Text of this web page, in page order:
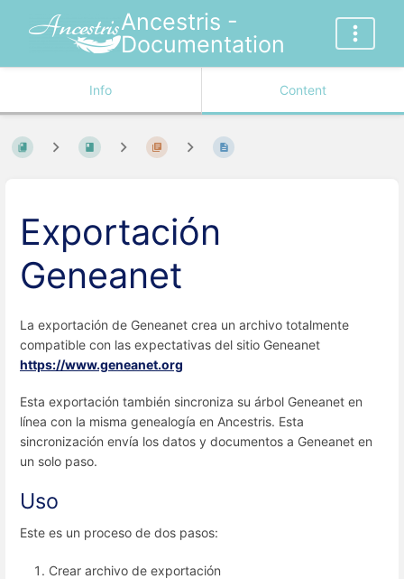
Ancestris -
Documentation
Info Content
Exportación
Geneanet
La exportación de Geneanet crea un archivo totalmente
compatible con las expectativas del sitio Geneanet
https://www.geneanet.org
Esta exportación también sincroniza su árbol Geneanet en
línea con la misma genealogía en Ancestris. Esta
sincronización envía los datos y documentos a Geneanet en
un solo paso.
Uso
Este es un proceso de dos pasos:
Crear archivo de exportación